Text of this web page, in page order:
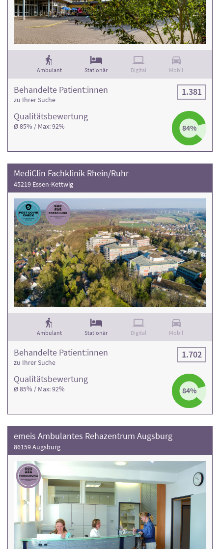
Ambulant Stationär Digital Mobil
Qualitäts­bewertung
Ø 85% / Max: 92% 84%
Behandelte Patient:innen
zu Ihrer Suche
1.381
MediClin Fachklinik Rhein/Ruhr
45219 Essen-Kettwig
Ambulant Stationär Digital Mobil
Qualitäts­bewertung
Ø 85% / Max: 92% 84%
Behandelte Patient:innen
zu Ihrer Suche
1.702
emeis Ambulantes Rehazentrum Augsburg
86159 Augsburg